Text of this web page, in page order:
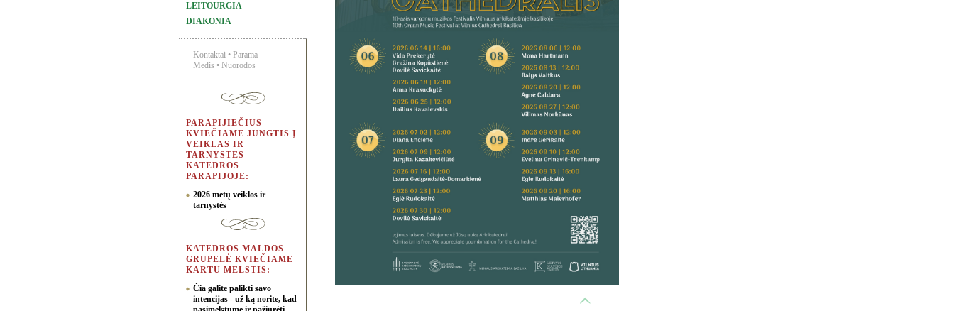
LEITOURGIA
DIAKONIA
Kontaktai • Parama
Medis • Nuorodos
PARAPIJIEČIUS
KVIEČIAME JUNGTIS Į
VEIKLAS IR
TARNYSTES
KATEDROS
PARAPIJOJE:
2026 metų veiklos ir
tarnystės
KATEDROS MALDOS
GRUPELĖ KVIEČIAME
KARTU MELSTIS:
Čia galite palikti savo
intencijas - už ką norite, kad